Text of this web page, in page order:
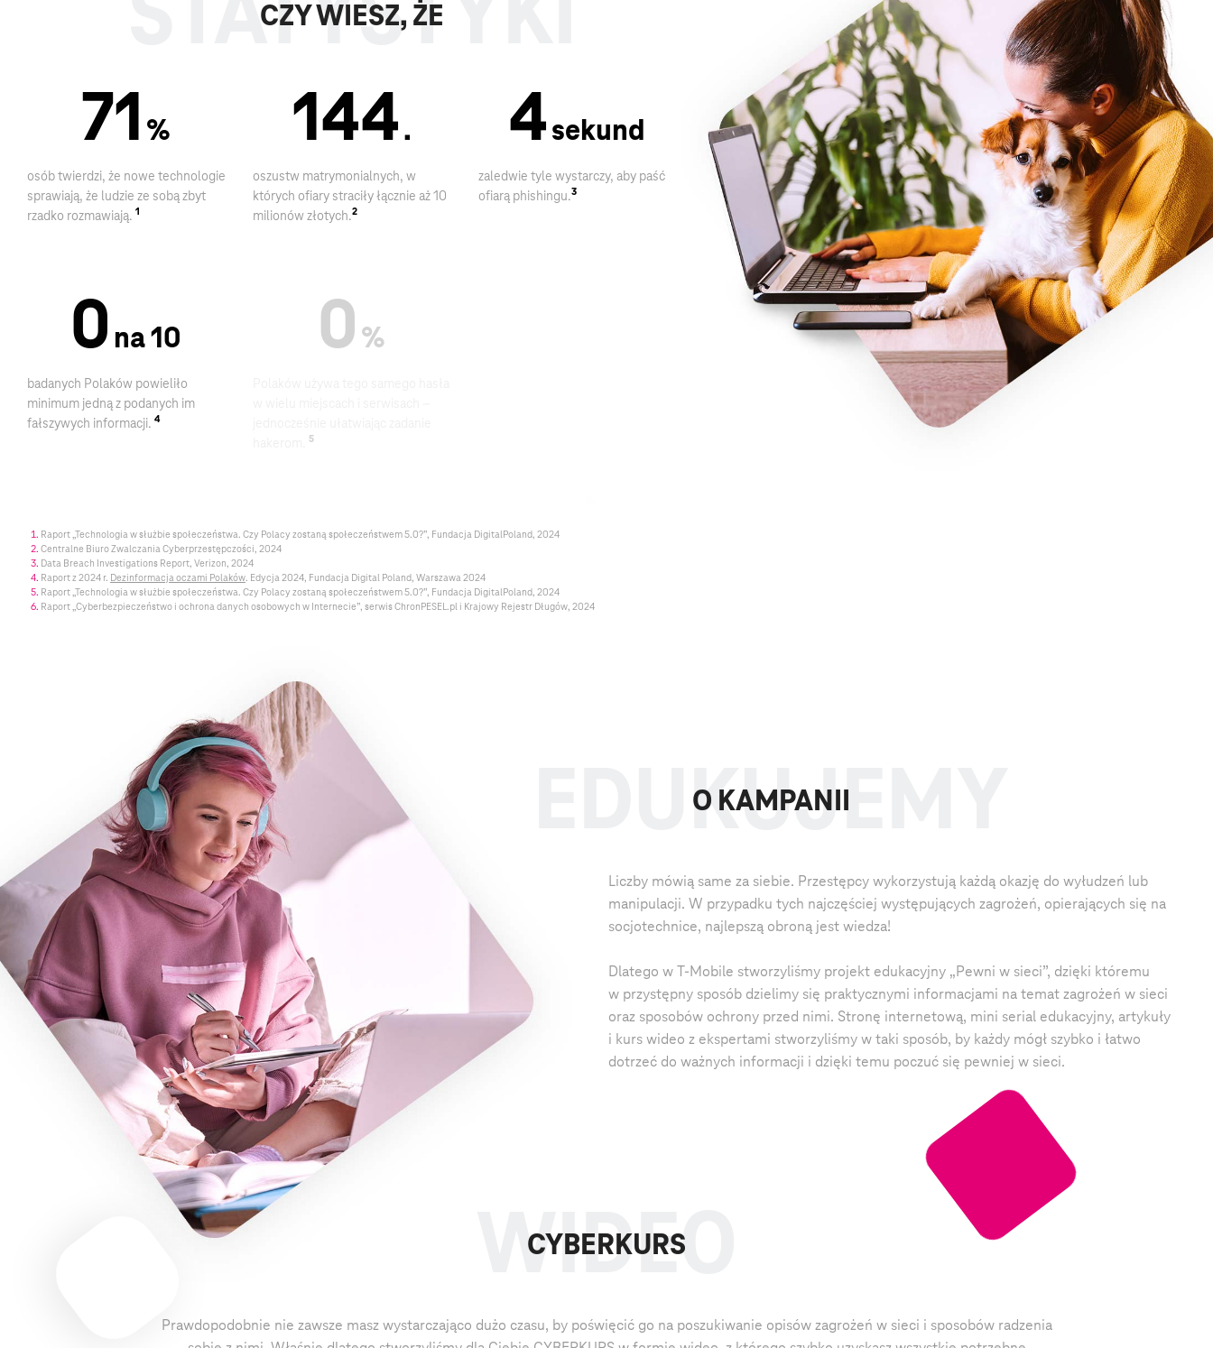
CZY WIESZ, ŻE
71 %
osób twierdzi, że nowe technologie
sprawiają, że ludzie ze sobą zbyt
rzadko rozmawiają. 1
144 .
oszustw matrymonialnych, w
których ofiary straciły łącznie aż10
milionówzłotych.2
60sekund
zaledwie tyle wystarczy, aby paść
ofiarą phishingu.3
9 na 10
badanych Polaków powieliło
minimum jedną z podanych im
fałszywych informacji. 4
13%
5
Raport „Technologia w służbie społeczeństwa. Czy Polacy zostaną społeczeństwem 5.0?”, Fundacja DigitalPoland, 2024
Centralne Biuro Zwalczania Cyberprzestępczości, 2024
Data Breach Investigations Report, Verizon, 2024
Raport z 2024 r. Dezinformacja oczami Polaków. Edycja 2024, Fundacja Digital Poland, Warszawa 2024
Raport „Technologia w służbie społeczeństwa. Czy Polacy zostaną społeczeństwem 5.0?”, Fundacja DigitalPoland, 2024
Raport „Cyberbezpieczeństwo i ochrona danych osobowych w Internecie”, serwis ChronPESEL.pl i Krajowy Rejestr Długów, 2024
O KAMPANII
Liczby mówią same za siebie. Przestępcy wykorzystują każdą okazję do wyłudzeń lub
manipulacji. W przypadku tych najczęściej występujących zagrożeń, opierających się na
socjotechnice, najlepszą obroną jest wiedza!
Dlatego w T-Mobile stworzyliśmy projekt edukacyjny „Pewni w sieci”, dzięki któremu
w przystępny sposób dzielimy się praktycznymi informacjami na temat zagrożeń w sieci
oraz sposobów ochrony przed nimi. Stronę internetową, mini serial edukacyjny, artykuły
i kurs wideo z ekspertami stworzyliśmy w taki sposób, by każdy mógł szybko i łatwo
dotrzeć do ważnych informacji i dzięki temu poczuć się pewniej w sieci.
CYBERKURS
Prawdopodobnie nie zawsze masz wystarczająco dużo czasu, by poświęcić go na poszukiwanie opisów zagrożeń w sieci i sposobów radzenia